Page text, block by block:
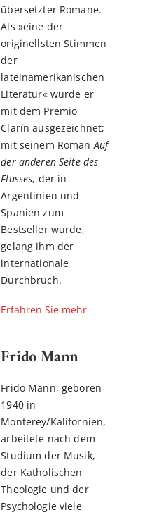
übersetzter Romane.
Als »eine der
originellsten Stimmen
der
lateinamerikanischen
Literatur« wurde er
mit dem Premio
Clarín ausgezeichnet;
mit seinem Roman Auf
der anderen Seite des
Flusses, der in
Argentinien und
Spanien zum
Bestseller wurde,
gelang ihm der
internationale
Durchbruch.
Erfahren Sie mehr
Frido Mann
Frido Mann, geboren
1940 in
Monterey/Kalifornien,
arbeitete nach dem
Studium der Musik,
der Katholischen
Theologie und der
Psychologie viele